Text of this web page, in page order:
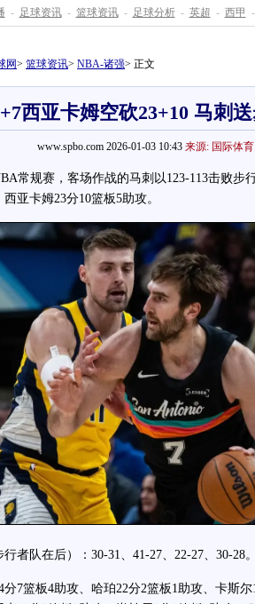
- 足球资讯 - 篮球资讯 - 足球分析 - 英超 - 西甲 -
网> 篮球资讯> NBA-诸强> 正文
西亚卡姆空砍23+10 马刺
www.spbo.com 2026-01-03 10:43 来源: 国际体育
规赛，客场作战的马刺以123-113击败步
亚卡姆23分10篮板5助攻。
队在后）：30-31、41-27、22-27、30-28
篮板4助攻、哈珀22分2篮板1助攻、卡斯尔